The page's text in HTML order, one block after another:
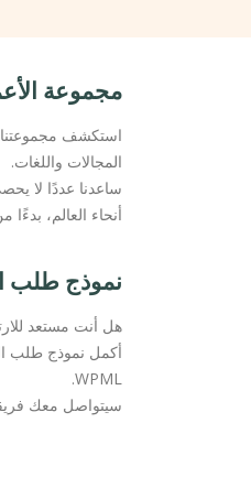
مجموعة
استكشف مجموعتنا
المجالات واللغات.
ساعدنا عددًا لا
أنحاء العالم،
نموذج طلب
هل أنت مستعد
أكمل نموذج طلب
WPML.
سيتواصل معك